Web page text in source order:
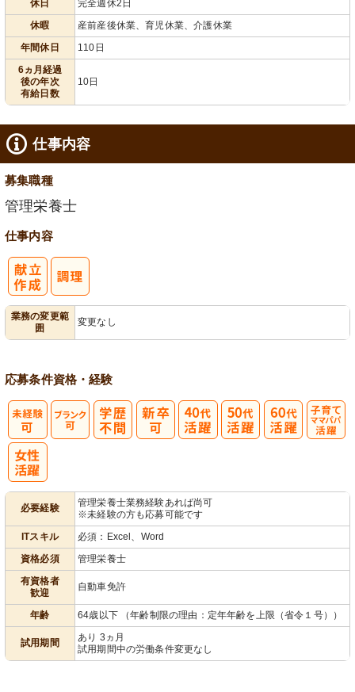
休日
完全週休2日
休暇
産前産後休業、育児休業、介護休業
年間休日
110日
6ヵ月経過
後の年次
有給日数
10日
仕事内容
募集職種
管理栄養士
仕事内容
業務の変更範
囲
変更なし
応募条件資格・経験
必要経験
管理栄養士業務経験あれば尚可
※未経験の方も応募可能です
ITスキル
必須：Excel、Word
資格必須
管理栄養士
有資格者
歓迎
自動車免許
年齢 64歳以下 （年齢制限の理由：定年年齢を上限（省令１号））
試用期間
あり 3ヵ月
試用期間中の労働条件変更なし